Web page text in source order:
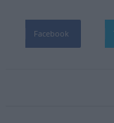
Facebook